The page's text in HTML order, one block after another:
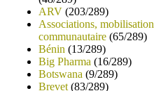
ARV (203/289)
Associations, mobilisation
communautaire (65/289)
Bénin (13/289)
Big Pharma (16/289)
Botswana (9/289)
Brevet (83/289)